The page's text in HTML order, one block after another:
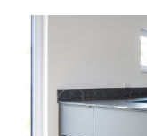
erhältlich
Badfliese,
✓Naturstein,